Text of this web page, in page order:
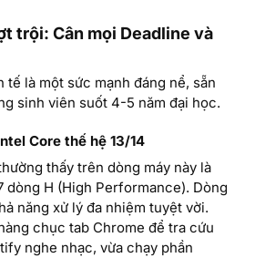
trội: Cân mọi Deadline và
tế là một sức mạnh đáng nể, sẵn
sinh viên suốt 4-5 năm đại học.
Core thế hệ 13/14
thấy trên dòng máy này là
dòng H (High Performance). Dòng
năng xử lý đa nhiệm tuyệt vời.
chục tab Chrome để tra cứu
nghe nhạc, vừa chạy phần